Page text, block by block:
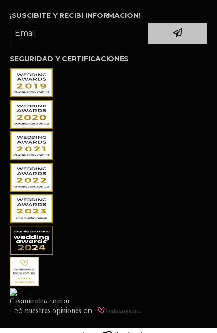
¡SUSCIBITE Y RECIBI INFORMACION!
SEGURIDAD Y CERTIFICACIONES
Leé nuestras opiniones en